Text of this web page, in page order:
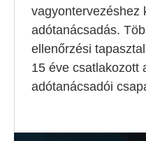
vagyontervezéshez
adótanácsadás.
ellenőrzési
15 éve csatlakozott
adótanácsadói